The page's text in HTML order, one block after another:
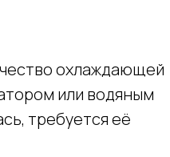
охлаждающей
или водяным
требуется её